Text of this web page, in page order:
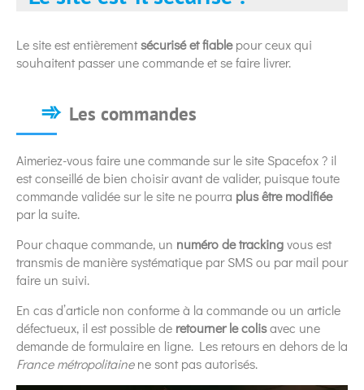
Le site est entièrementsécurisé et fiablepour ceux qui
souhaitent passer une commande et se faire livrer.
Les commandes
Aimeriez-vous faire une commande sur le site Spacefox ? il
est conseillé de bien choisir avant de valider, puisque toute
commande validée sur le site ne pourra plus être modifiée
par la suite.
Pour chaque commande, un numéro de trackingvous est
transmis de manière systématique par SMS ou par mail pour
faire un suivi.
En cas d’article non conforme à la commande ou un article
défectueux, il est possible de retourner le colisavec une
demande de formulaire en ligne. Les retours en dehors de la
France métropolitainene sont pas autorisés.